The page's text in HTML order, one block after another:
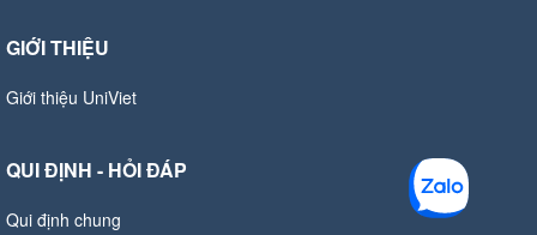
GIỚI THIỆU
Giới thiệu UniViet
QUI ĐỊNH - HỎI ĐÁP
Qui định chung